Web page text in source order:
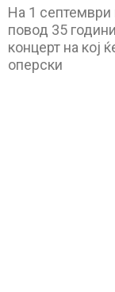
На 1 септември
повод 35
концерт на кој
оперски